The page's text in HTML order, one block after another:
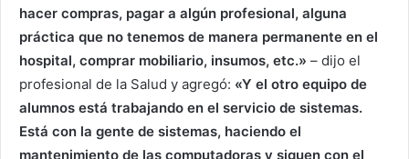
hacer compras, pagar a algún profesional, alguna
práctica que no tenemos de manera permanente en el
hospital, comprar mobiliario, insumos, etc.» – dijo el
profesional de la Salud y agregó: «Y el otro equipo de
alumnos está trabajando en el servicio de sistemas.
Está con la gente de sistemas, haciendo el
mantenimiento de las computadoras y siguen con el